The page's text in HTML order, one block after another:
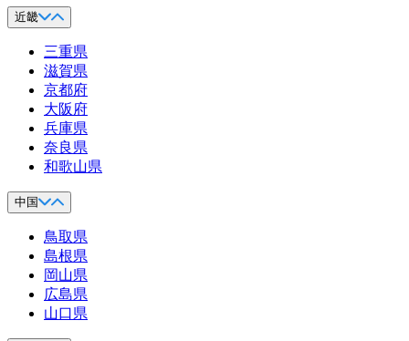
近畿
三重県
滋賀県
京都府
大阪府
兵庫県
奈良県
和歌山県
中国
鳥取県
島根県
岡山県
広島県
山口県